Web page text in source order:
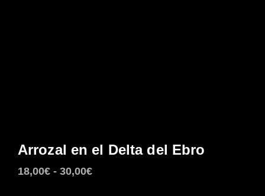
Arrozal en el Delta del Ebro
18,00€ - 30,00€Rango